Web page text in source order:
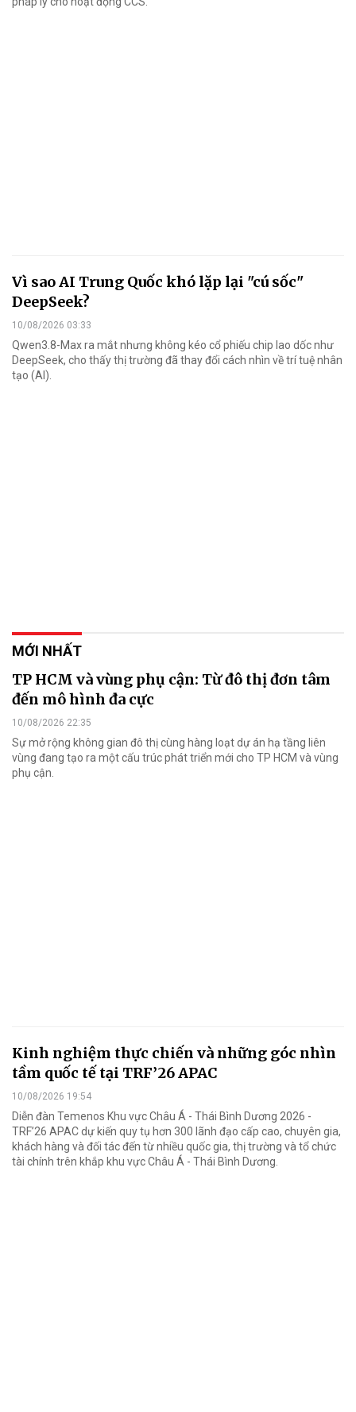
Vì sao AI Trung Quốc khó lặp lại "cú sốc"
DeepSeek?
10/08/2026 03:33
Qwen3.8-Max ra mắt nhưng không kéo cổ phiếu chip lao dốc như
DeepSeek, cho thấy thị trường đã thay đổi cách nhìn về trí tuệ nhân
tạo (AI).
MỚI NHẤT
TP HCM và vùng phụ cận: Từ đô thị đơn tâm
đến mô hình đa cực
10/08/2026 22:35
Sự mở rộng không gian đô thị cùng hàng loạt dự án hạ tầng liên
vùng đang tạo ra một cấu trúc phát triển mới cho TP HCM và vùng
phụ cận.
Kinh nghiệm thực chiến và những góc nhìn
tầm quốc tế tại TRF’26 APAC
10/08/2026 19:54
Diễn đàn Temenos Khu vực Châu Á - Thái Bình Dương 2026 -
TRF’26 APAC dự kiến quy tụ hơn 300 lãnh đạo cấp cao, chuyên gia,
khách hàng và đối tác đến từ nhiều quốc gia, thị trường và tổ chức
tài chính trên khắp khu vực Châu Á - Thái Bình Dương.